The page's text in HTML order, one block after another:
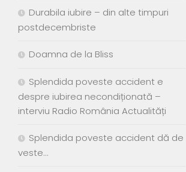
Durabila iubire – din alte timpuri
postdecembriste
Doamna de la Bliss
Splendida poveste accident e
despre iubirea necondiționată –
interviu Radio România Actualități
Splendida poveste accident dă de
veste…